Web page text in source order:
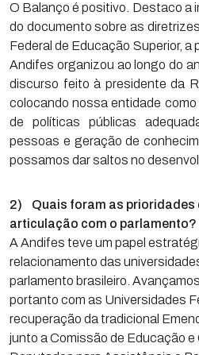
O Balanço é positivo. Destaco a
do documento sobre as
Federal de Educação Superior, a
Andifes organizou ao longo do
discurso feito à presidente da
colocando nossa entidade
de políticas públicas
pessoas e geração de
possamos dar saltos no
2) Quais foram as prioridades
articulação com o
A Andifes teve um papel
relacionamento das
parlamento brasileiro.
portanto com as Universidades
recuperação da tradicional
junto a Comissão de Educação e